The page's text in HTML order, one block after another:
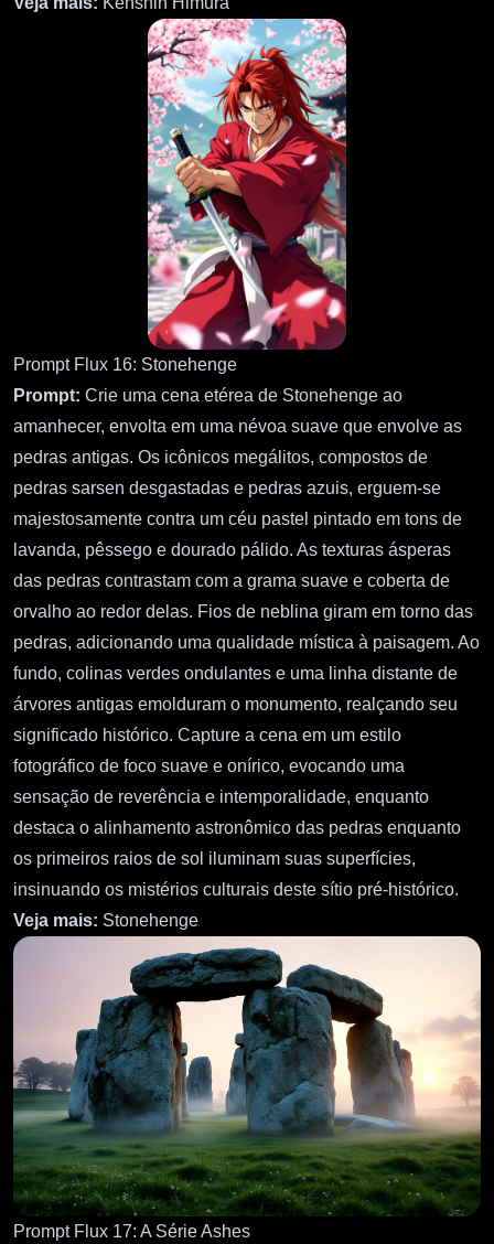
Prompt Flux 16: Stonehenge
Prompt: Crie uma cena etérea de Stonehenge ao
amanhecer, envolta em uma névoa suave que envolve as
pedras antigas. Os icônicos megálitos, compostos de
pedras sarsen desgastadas e pedras azuis, erguem-se
majestosamente contra um céu pastel pintado em tons de
lavanda, pêssego e dourado pálido. As texturas ásperas
das pedras contrastam com a grama suave e coberta de
orvalho ao redor delas. Fios de neblina giram em torno das
pedras, adicionando uma qualidade mística à paisagem. Ao
fundo, colinas verdes ondulantes e uma linha distante de
árvores antigas emolduram o monumento, realçando seu
significado histórico. Capture a cena em um estilo
fotográfico de foco suave e onírico, evocando uma
sensação de reverência e intemporalidade, enquanto
destaca o alinhamento astronômico das pedras enquanto
os primeiros raios de sol iluminam suas superfícies,
insinuando os mistérios culturais deste sítio pré-histórico.
Veja mais: Stonehenge
Prompt Flux 17: A Série Ashes